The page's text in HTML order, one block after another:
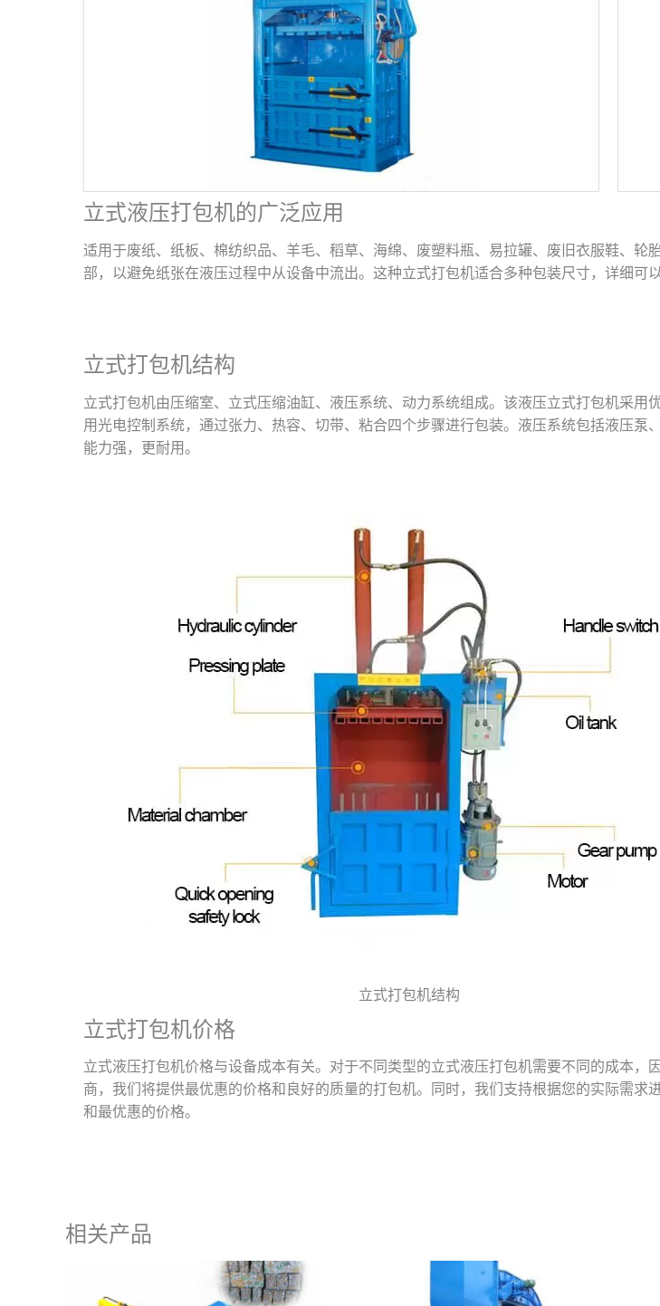
立式液压打包机的广泛应用
适用于废纸、纸板、棉纺织品、羊毛、稻草、海绵、废塑料瓶、易拉罐、废旧衣服鞋、
部，以避免纸张在液压过程中从设备中流出。这种立式打包机适合多种包装尺寸，详细可以
立式打包机结构
立式打包机由压缩室、立式压缩油缸、液压系统、动力系统组成。该液压立式打包机采
用光电控制系统，通过张力、热容、切带、粘合四个步骤进行包装。液压系统包括液压
能力强，更耐用。
立式打包机结构
立式打包机价格
立式液压打包机价格与设备成本有关。对于不同类型的立式液压打包机需要不同的成本
商，我们将提供最优惠的价格和良好的质量的打包机。同时，我们支持根据您的实际需
和最优惠的价格。
相关产品